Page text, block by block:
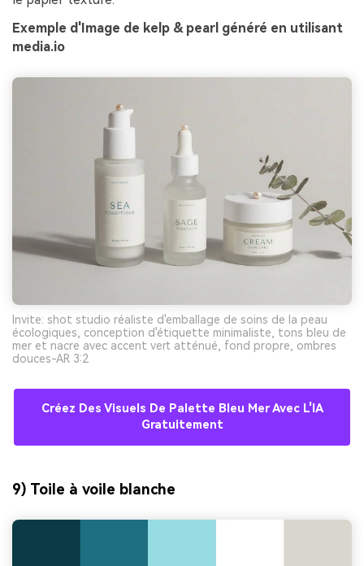
Exemple d'Image de kelp & pearl généré en utilisant
media.io
Invite: shot studio réaliste d'emballage de soins de la peau
écologiques, conception d'étiquette minimaliste, tons bleu de
mer et nacre avec accent vert atténué, fond propre, ombres
douces-AR 3:2
Créez Des Visuels De Palette Bleu Mer Avec L'IA
Gratuitement
9) Toile à voile blanche